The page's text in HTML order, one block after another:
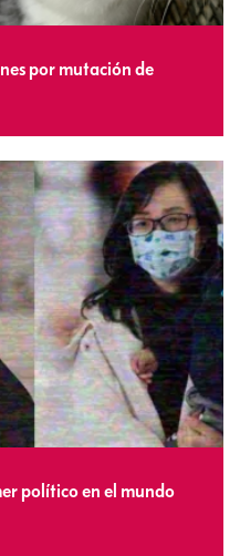
por mutación de
político en el mundo